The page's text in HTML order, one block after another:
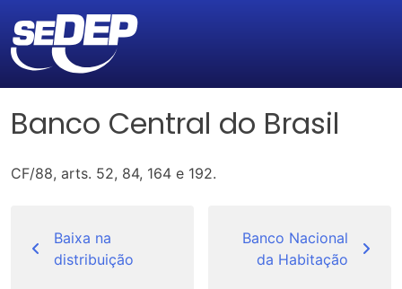
Banco Central do Brasil
CF/88, arts. 52, 84, 164 e 192.
de
Post
Baixa na
distribuição
Banco Nacional
da Habitação